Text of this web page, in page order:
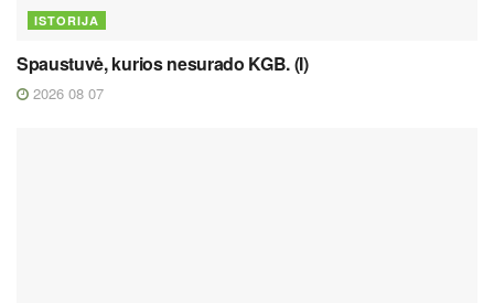
ISTORIJA
Spaustuvė, kurios nesurado KGB. (I)
2026 08 07